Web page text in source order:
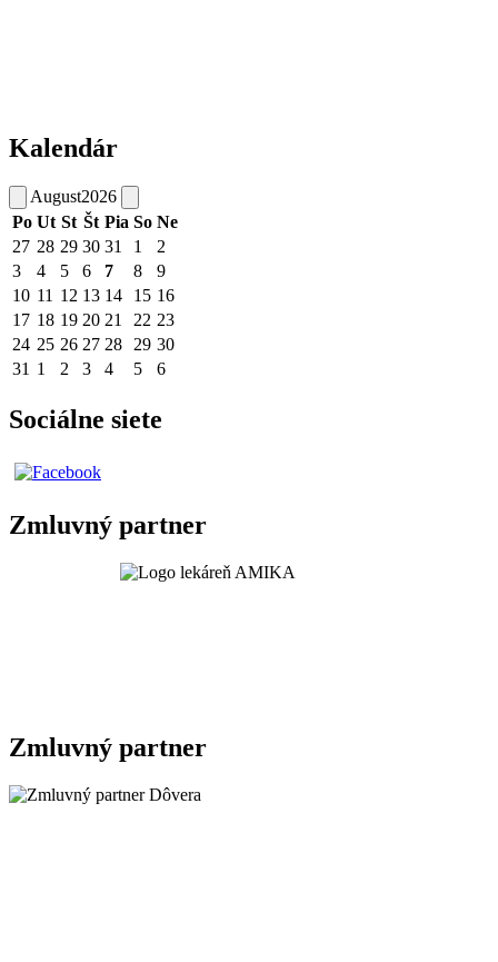
Kalendár
August2026
Po Ut St Št Pia So Ne
27 28 29 30 31 1
2
3
4 5 6 7 8
9
10 11 12 13 14 15 16
17 18 19 20 21 22 23
24 25 26 27 28 29 30
31 1 2 3 4 5 6
Sociálne siete
Zmluvný partner
Zmluvný partner